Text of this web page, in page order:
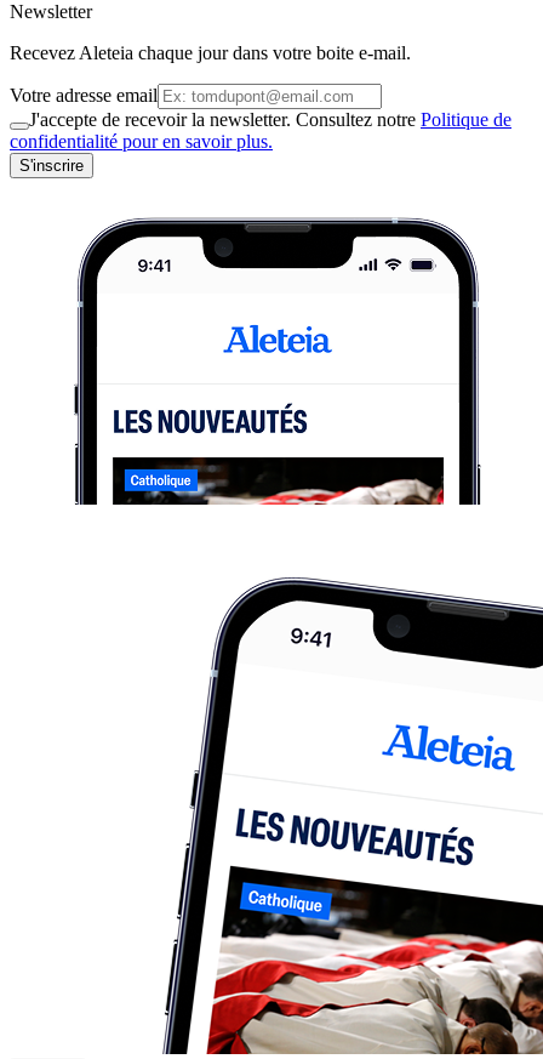
Newsletter
Recevez Aleteia chaque jour dans votre boite e-mail.
Votre adresse email
J'accepte de recevoir la newsletter. Consultez notre Politique de
confidentialité pour en savoir plus.
S'inscrire